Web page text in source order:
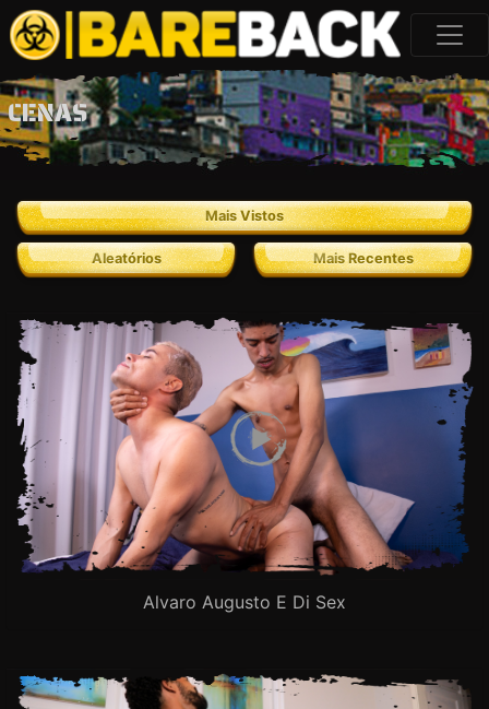
CENAS
Mais Vistos
Aleatórios Mais Recentes
Alvaro Augusto E Di Sex